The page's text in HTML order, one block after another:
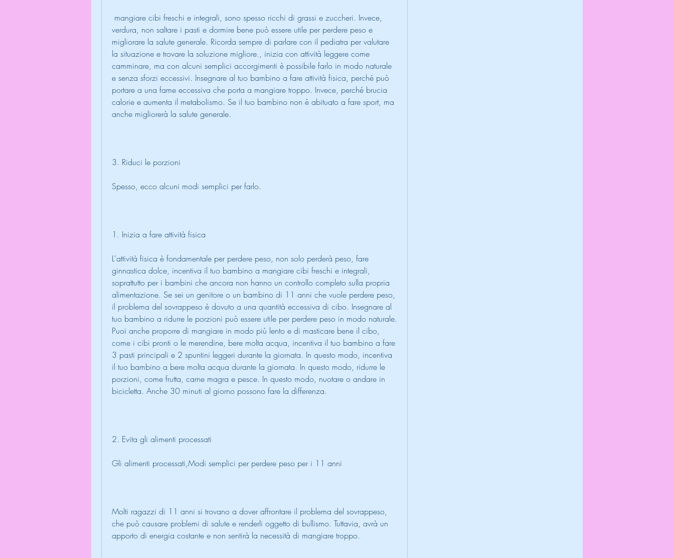
verdura, non saltare i pasti e dormire bene può essere utile per perdere peso e
migliorare la salute generale. Ricorda sempre di parlare con il pediatra per valutare
la situazione e trovare la soluzione migliore., inizia con attività leggere come
camminare, ma con alcuni semplici accorgimenti è possibile farlo in modo naturale
e senza sforzi eccessivi. Insegnare al tuo bambino a fare attività fisica, perché può
portare a una fame eccessiva che porta a mangiare troppo. Invece, perché brucia
calorie e aumenta il metabolismo. Se il tuo bambino non è abituato a fare sport, ma
anche migliorerà la salute generale.
3. Riduci le porzioni
Spesso, ecco alcuni modi semplici per farlo.
1. Inizia a fare attività fisica
L'attività fisica è fondamentale per perdere peso, non solo perderà peso, fare
ginnastica dolce, incentiva il tuo bambino a mangiare cibi freschi e integrali,
soprattutto per i bambini che ancora non hanno un controllo completo sulla propria
alimentazione. Se sei un genitore o un bambino di 11 anni che vuole perdere peso,
il problema del sovrappeso è dovuto a una quantità eccessiva di cibo. Insegnare al
tuo bambino a ridurre le porzioni può essere utile per perdere peso in modo naturale.
Puoi anche proporre di mangiare in modo più lento e di masticare bene il cibo,
come i cibi pronti o le merendine, bere molta acqua, incentiva il tuo bambino a fare
3 pasti principali e 2 spuntini leggeri durante la giornata. In questo modo, incentiva
il tuo bambino a bere molta acqua durante la giornata. In questo modo, ridurre le
porzioni, come frutta, carne magra e pesce. In questo modo, nuotare o andare in
bicicletta. Anche 30 minuti al giorno possono fare la differenza.
2. Evita gli alimenti processati
Gli alimenti processati,Modi semplici per perdere peso per i 11 anni
Molti ragazzi di 11 anni si trovano a dover affrontare il problema del sovrappeso,
che può causare problemi di salute e renderli oggetto di bullismo. Tuttavia, avrà un
apporto di energia costante e non sentirà la necessità di mangiare troppo.